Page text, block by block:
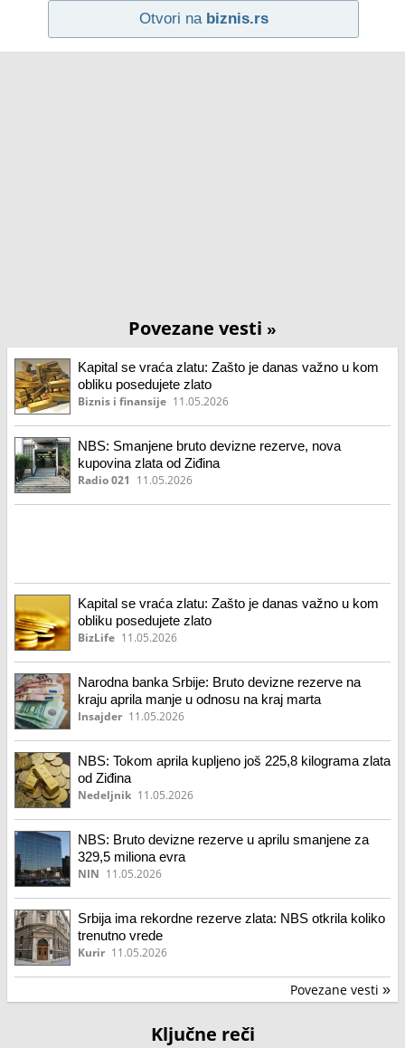
Otvori na biznis.rs
Povezane vesti »
Kapital se vraća zlatu: Zašto je danas važno u kom
obliku posedujete zlato
Biznis i finansije 11.05.2026
NBS: Smanjene bruto devizne rezerve, nova
kupovina zlata od Ziđina
Radio 021 11.05.2026
Kapital se vraća zlatu: Zašto je danas važno u kom
obliku posedujete zlato
BizLife 11.05.2026
Narodna banka Srbije: Bruto devizne rezerve na
kraju aprila manje u odnosu na kraj marta
Insajder 11.05.2026
NBS: Tokom aprila kupljeno još 225,8 kilograma zlata
od Ziđina
Nedeljnik 11.05.2026
NBS: Bruto devizne rezerve u aprilu smanjene za
329,5 miliona evra
NIN 11.05.2026
Srbija ima rekordne rezerve zlata: NBS otkrila koliko
trenutno vrede
Kurir 11.05.2026
Povezane vesti »
Ključne reči